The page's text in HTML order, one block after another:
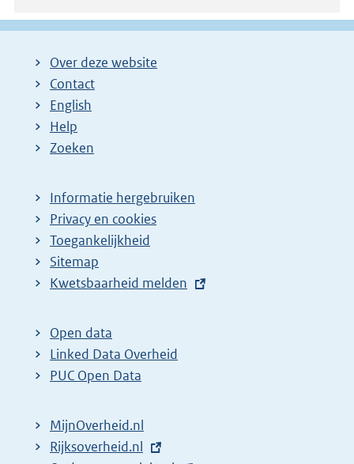
Over deze website
Contact
English
Help
Zoeken
Informatie hergebruiken
Privacy en cookies
Toegankelijkheid
Sitemap
E
t
e
r
l
i
Kwetsbaarheid melden
Open data
Linked Data Overheid
PUC Open Data
MijnOverheid.nl
E
Rijksoverheid.nl